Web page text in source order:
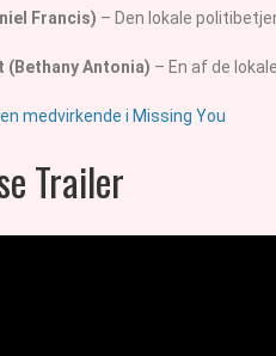
Francis) – Den lokale
(Bethany Antonia) – En af de
medvirkende i Missing You
Trailer